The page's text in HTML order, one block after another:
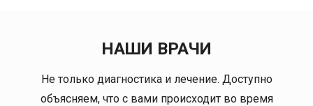
НАШИ ВРАЧИ
Не только диагностика и лечение. Доступно
объясняем, что с вами происходит во время